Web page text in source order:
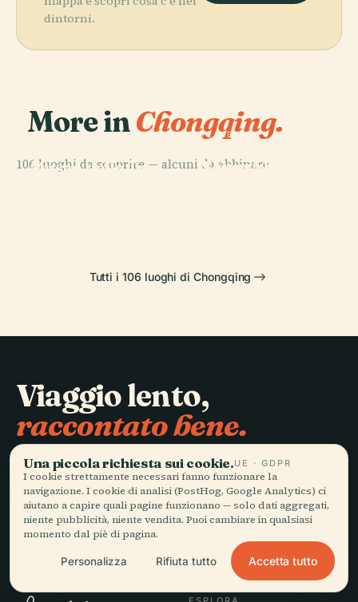
dintorni.
More inChongqing.
106 luoghi da scoprire — alcuni da abbinare.
Museo delle Tre
Torre Alta di
PLACE
PLACE
Scienza e
Tutti i 106 luoghi di Chongqing
Viaggio lento,
raccontato bene.
RESTA AGGIORNATO
Iscriviti
Una piccola richiesta sui cookie.UE · GDPR
I cookie strettamente necessari fanno funzionare la
navigazione. I cookie di analisi (PostHog, Google Analytics) ci
aiutano a capire quali pagine funzionano — solo dati aggregati,
niente pubblicità, niente vendita. Puoi cambiare in qualsiasi
momento dal piè di pagina.
Personalizza Rifiuta tutto Accetta tutto